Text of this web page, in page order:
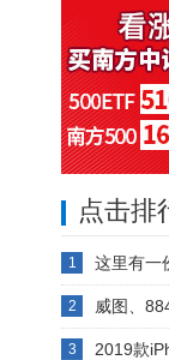
点击排
1 这里有一
2 威图、
3 2019款